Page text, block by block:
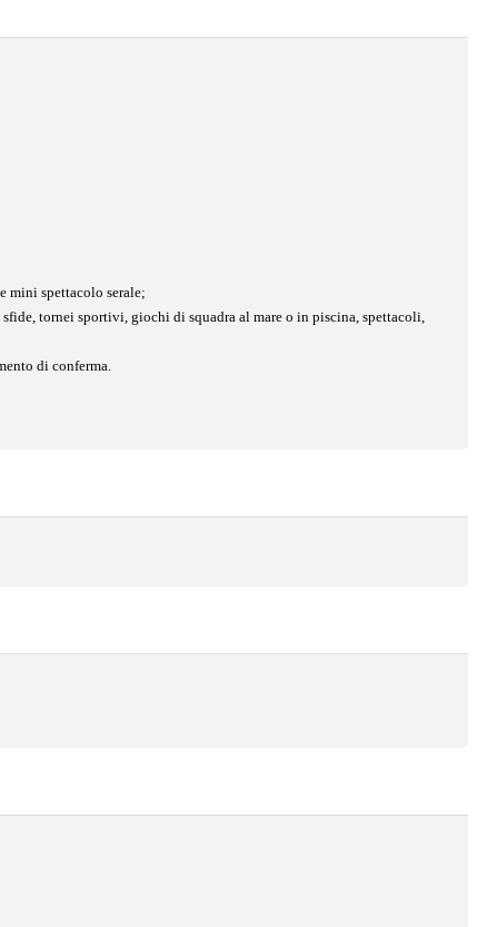
mini spettacolo serale;
tornei sportivi, giochi di squadra al mare o in piscina, spettacoli,
di conferma.